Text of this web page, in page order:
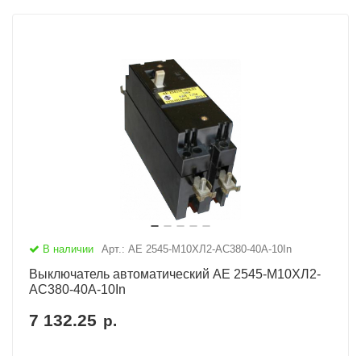
В наличии Арт.: АЕ 2545-М10ХЛ2-AC380-40А-10In
Выключатель автоматический АЕ 2545-М10ХЛ2-
AC380-40А-10In
7 132.25 р.